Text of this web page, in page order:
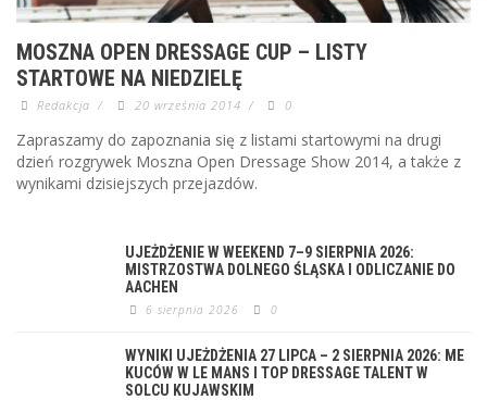
MOSZNA OPEN DRESSAGE CUP – LISTY
STARTOWE NA NIEDZIELĘ
Redakcja / 20 września 2014 / 0
Zapraszamy do zapoznania się z listami startowymi na drugi
dzień rozgrywek Moszna Open Dressage Show 2014, a także z
wynikami dzisiejszych przejazdów.
UJEŻDŻENIE W WEEKEND 7–9 SIERPNIA 2026:
MISTRZOSTWA DOLNEGO ŚLĄSKA I ODLICZANIE DO
AACHEN
6 sierpnia 2026 0
WYNIKI UJEŻDŻENIA 27 LIPCA – 2 SIERPNIA 2026: ME
KUCÓW W LE MANS I TOP DRESSAGE TALENT W
SOLCU KUJAWSKIM